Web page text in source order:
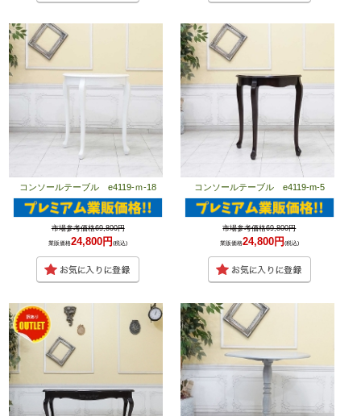
コンソールテーブル e4119-ｍ-18
市場参考価格69,800円
業販価格24,800円(税込)
コンソールテーブル e4119-m-5
市場参考価格69,800円
業販価格24,800円 (税込)